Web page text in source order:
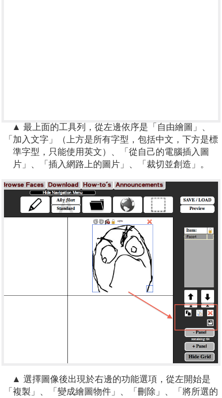
▲ 最上面的工具列，從左邊依序是「自由繪圖」、
「加入文字」（上方是所有字型，包括中文，下方是標
準字型，只能使用英文）、「從自己的電腦插入圖
片」、「插入網路上的圖片」、「裁切並創造」。
▲ 選擇圖像後出現於右邊的功能選項，從左開始是
「複製」、「變成繪圖物件」、「刪除」、「將所選的